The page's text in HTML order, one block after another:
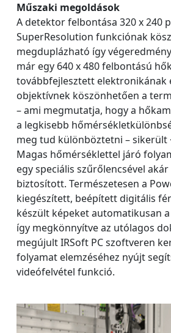
Műszaki megoldások
A detektor felbontása 320 x 240
SuperResolution funkciónak
megduplázható így
már egy 640 x 480 felbontású
továbbfejlesztett elektronikának
objektívnek köszönhetően a
– ami megmutatja, hogy a
a legkisebb
meg tud különböztetni – sikerült
Magas hőmérséklettel járó
egy speciális szűrőlencsével akár
biztosított. Természetesen a
kiegészített, beépített digitális
készült képeket automatikusan
így megkönnyítve az utólagos
megújult IRSoft PC szoftveren
folyamat elemzéséhez nyújt
videófelvétel funkció.